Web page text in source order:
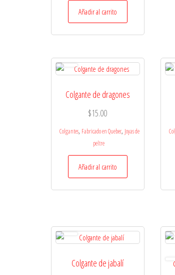
Añadir al carrito
Colgante de dragones
$15.00
Colgantes, Fabricado en Quebec, Joyas de
peltre
Añadir al carrito
Colgante de jabalí